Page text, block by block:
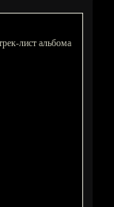
лист альбома